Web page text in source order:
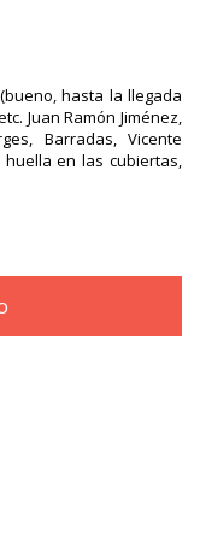
hasta la llegada
Juan Ramón Jiménez,
Barradas, Vicente
huella en las cubiertas,